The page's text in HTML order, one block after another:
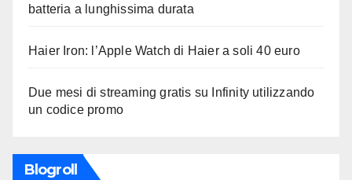
batteria a lunghissima durata
Haier Iron: l’Apple Watch di Haier a soli 40 euro
Due mesi di streaming gratis su Infinity utilizzando
un codice promo
Blogroll